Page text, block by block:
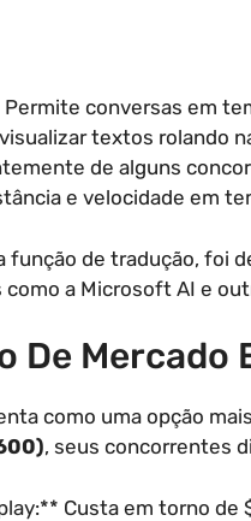
Permite conversas em
textos rolando
de alguns
e velocidade em
função de tradução, foi
a Microsoft AI e
De Mercado
como uma opção
, seus concorrentes
Custa em torno de